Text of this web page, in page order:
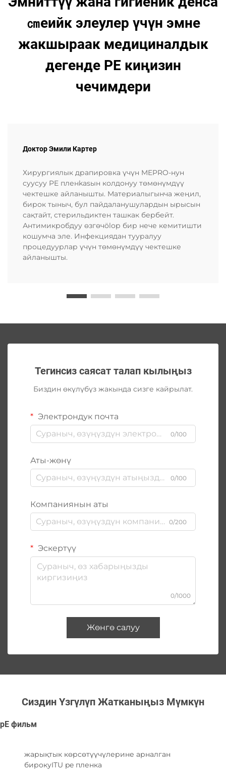
㎝еийк элеулер үчүн эмне
жакшыраак медициналдык
дегенде PE киңизин
чечимдери
Доктор Эмили Картер
Хирургиялык драпировка үчүн MEPRO-нун
суусуу PE пленkasын колдонуу төмөнүмдүү
чектешке айланышты. Материалыгынча жеңил,
бирок тыныч, бул пайдаланушулардын ырысын
сақтайт, стерильдиктен ташкак бербейт.
Антимикробдуу өзгөчölор бир нече кемитишти
кошумча эле. Инфекциядан тууралуу
процедуурлар үчүн төмөнүмдүү чектешке
айланышты.
Тегинсиз саясат талап кылыңыз
Биздин өкүлүбүз жакында сизге кайрылат.
Электрондук почта
0/100
Аты-жөнү
0/100
Компаниянын аты
0/200
Эскертүү
0/1000
Жөнгө салуу
Сиздин Үзгүлүп Жатканыңыз Мүмкүн
pE фильм
жарықтык көрсөтүүчүлерине арналган
бирокуITU pe пленка